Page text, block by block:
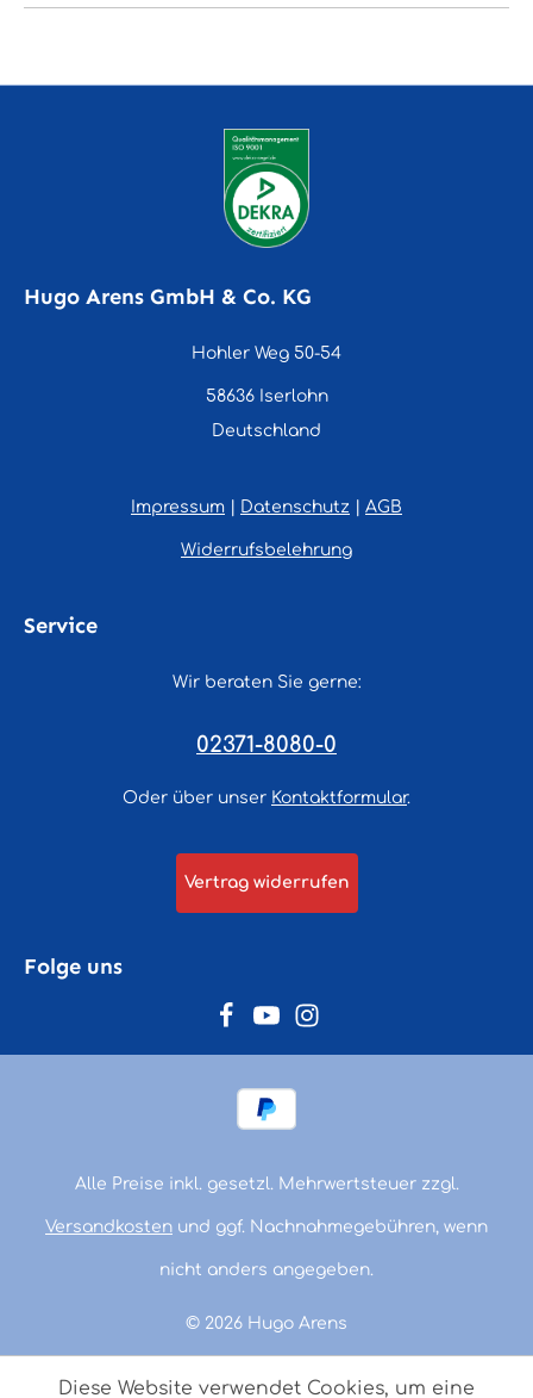
Hugo Arens GmbH & Co. KG
Hohler Weg 50-54
58636 Iserlohn
Deutschland
Impressum Datenschutz AGB
Widerrufsbelehrung
Service
Wir beraten Sie gerne:
02371-8080-0
Oder über unser Kontaktformular.
Vertrag widerrufen
Folge uns
© 2026 Hugo Arens
Alle Preise inkl. gesetzl. Mehrwertsteuer zzgl.
Versandkosten und ggf. Nachnahmegebühren, wenn
nicht anders angegeben.
Diese Website verwendet Cookies, um eine